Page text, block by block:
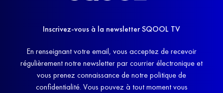
Inscrivez-vous à la newsletter SQOOL TV
En renseignant votre email, vous acceptez de recevoir
régulièrement notre newsletter par courrier électronique et
vous prenez connaissance de notre politique de
confidentialité. Vous pouvez à tout moment vous